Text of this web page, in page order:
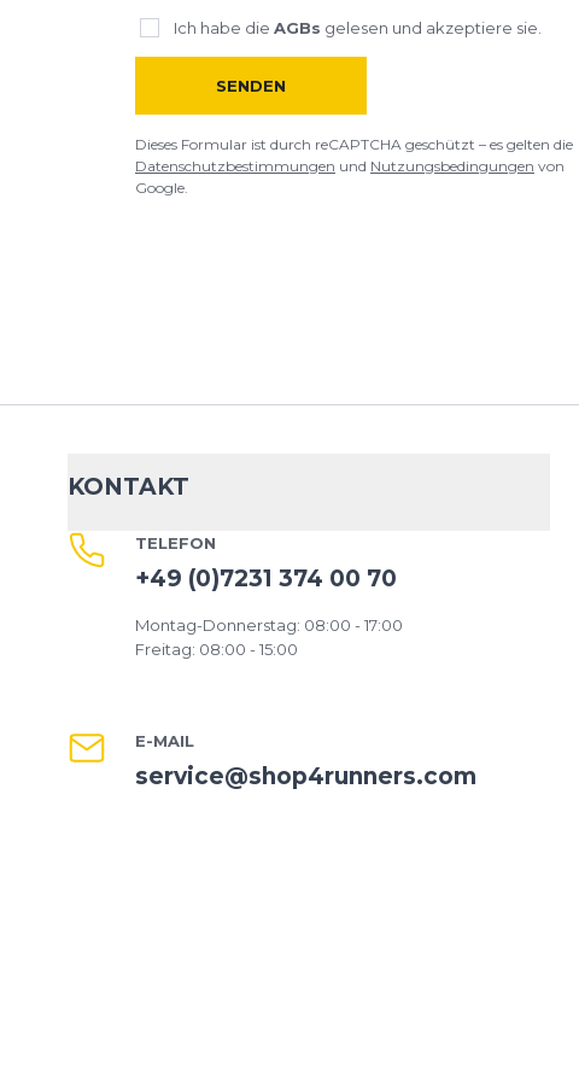
Ich habe die AGBs gelesen und akzeptiere sie.
SENDEN
Dieses Formular ist durch reCAPTCHA geschützt – es gelten die
Datenschutzbestimmungen und Nutzungsbedingungen von
Google.
KONTAKT
TELEFON
+49 (0)7231 374 00 70
Montag-Donnerstag: 08:00 - 17:00
Freitag: 08:00 - 15:00
E-MAIL
service@shop4runners.com